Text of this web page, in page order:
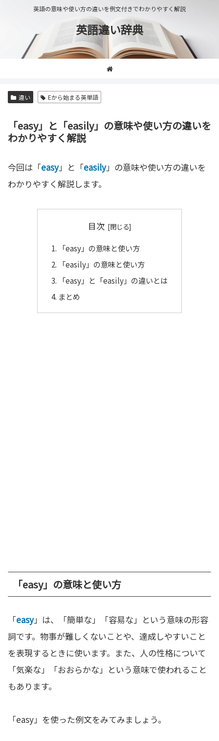
英語の意味や使い方の違いを例文付きでわかりやすく解説
英語違い辞典
違い Eから始まる英単語
「easy」と「easily」の意味や使い方の違いを
わかりやすく解説
今回は「easy」と「easily」の意味や使い方の違いを
わかりやすく解説します。
目次
「easy」の意味と使い方
「easily」の意味と使い方
「easy」と「easily」の違いとは
まとめ
「easy」の意味と使い方
「easy」は、「簡単な」「容易な」という意味の形容
詞です。物事が難しくないことや、達成しやすいこと
を表現するときに使います。また、人の性格について
「気楽な」「おおらかな」という意味で使われること
もあります。
「easy」を使った例文をみてみましょう。